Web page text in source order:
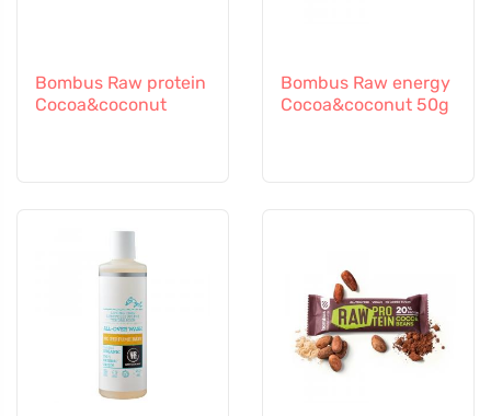
Bombus Raw protein
Cocoa&coconut
Bombus Raw energy
Cocoa&coconut 50g